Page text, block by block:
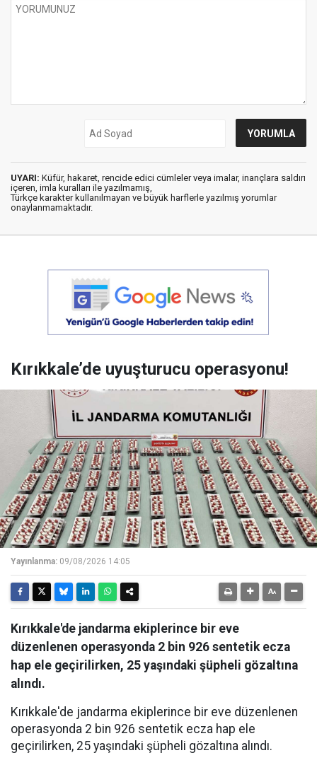
UYARI: Küfür, hakaret, rencide edici cümleler veya imalar, inançlara saldırı
içeren, imla kuralları ile yazılmamış,
Türkçe karakter kullanılmayan ve büyük harflerle yazılmış yorumlar
onaylanmamaktadır.
Kırıkkale’de uyuşturucu operasyonu!
Yayınlanma: 09/08/2026 14:05
Kırıkkale'de jandarma ekiplerince bir eve
düzenlenen operasyonda 2 bin 926 sentetik ecza
hap ele geçirilirken, 25 yaşındaki şüpheli gözaltına
alındı.
Kırıkkale'de jandarma ekiplerince bir eve düzenlenen
operasyonda 2 bin 926 sentetik ecza hap ele
geçirilirken, 25 yaşındaki şüpheli gözaltına alındı.